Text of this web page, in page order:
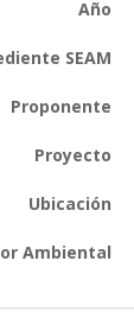
Año
SEAM
Proponente
Proyecto
Ubicación
Ambiental